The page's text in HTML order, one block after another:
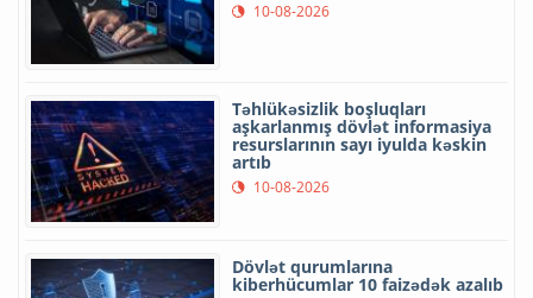
10-08-2026
Təhlükəsizlik boşluqları
aşkarlanmış dövlət informasiya
resurslarının sayı iyulda kəskin
artıb
10-08-2026
Dövlət qurumlarına
kiberhücumlar 10 faizədək azalıb